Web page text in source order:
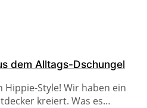
dem Alltags-Dschungel
Hippie-Style! Wir haben ein
kreiert. Was es…